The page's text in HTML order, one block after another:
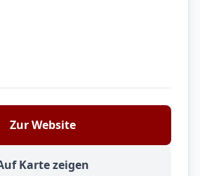
Zur Website
Karte zeigen